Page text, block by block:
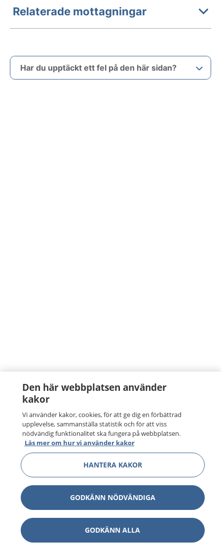
Relaterade mottagningar
Har du upptäckt ett fel på den här sidan?
Den här webbplatsen använder
kakor
Vi använder kakor, cookies, för att ge dig en förbättrad
upplevelse, sammanställa statistik och för att viss
nödvändig funktionalitet ska fungera på webbplatsen.
Läs mer om hur vi använder kakor
HANTERA KAKOR
GODKÄNN NÖDVÄNDIGA
GODKÄNN ALLA